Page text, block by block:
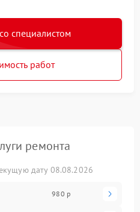
специалистом
работ
ремонта
дату 08.08.2026
980 р